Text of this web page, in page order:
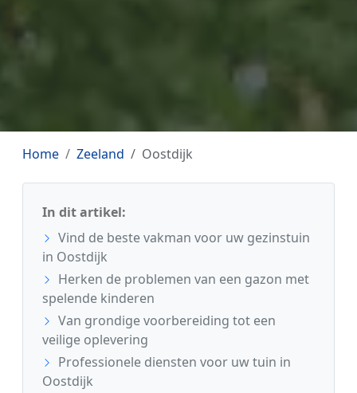
Home Zeeland Oostdijk
In dit artikel:
Vind de beste vakman voor uw gezinstuin
in Oostdijk
Herken de problemen van een gazon met
spelende kinderen
Van grondige voorbereiding tot een
veilige oplevering
Professionele diensten voor uw tuin in
Oostdijk